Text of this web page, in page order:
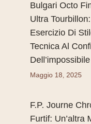
Bulgari Octo
Ultra
Esercizio Di
Tecnica Al
Dell’impossibile
Maggio 18, 2025
F.P. Journe
Furtif: Un’altra